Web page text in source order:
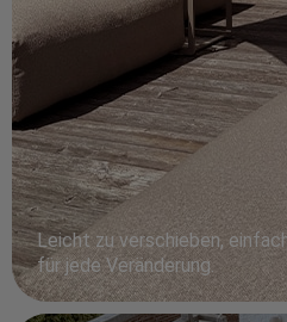
Leicht zu verschieben,
für jede Veränderung.